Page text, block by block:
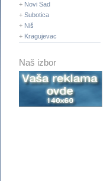
+ Novi Sad
+ Subotica
+ Niš
+ Kragujevac
Naš izbor